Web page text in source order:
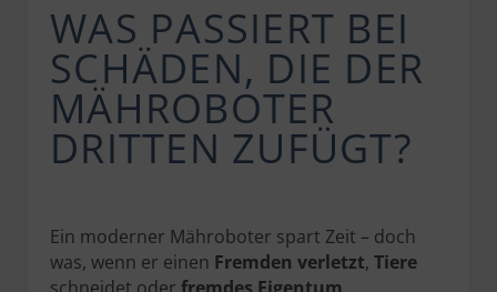
WAS PASSIERT BEI
SCHÄDEN, DIE DER
MÄHROBOTER
DRITTEN ZUFÜGT?
Ein moderner Mähroboter spart Zeit – doch
was, wenn er einen Fremden verletzt, Tiere